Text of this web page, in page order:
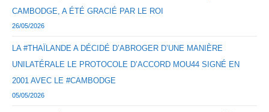
CAMBODGE, A ÉTÉ GRACIÉ PAR LE ROI
26/05/2026
LA #THAÏLANDE A DÉCIDÉ D’ABROGER D’UNE MANIÈRE
UNILATÉRALE LE PROTOCOLE D’ACCORD MOU44 SIGNÉ EN
2001 AVEC LE #CAMBODGE
05/05/2026